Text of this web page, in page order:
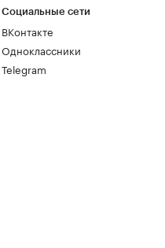
Социальные сети
ВКонтакте
Одноклассники
Telegram